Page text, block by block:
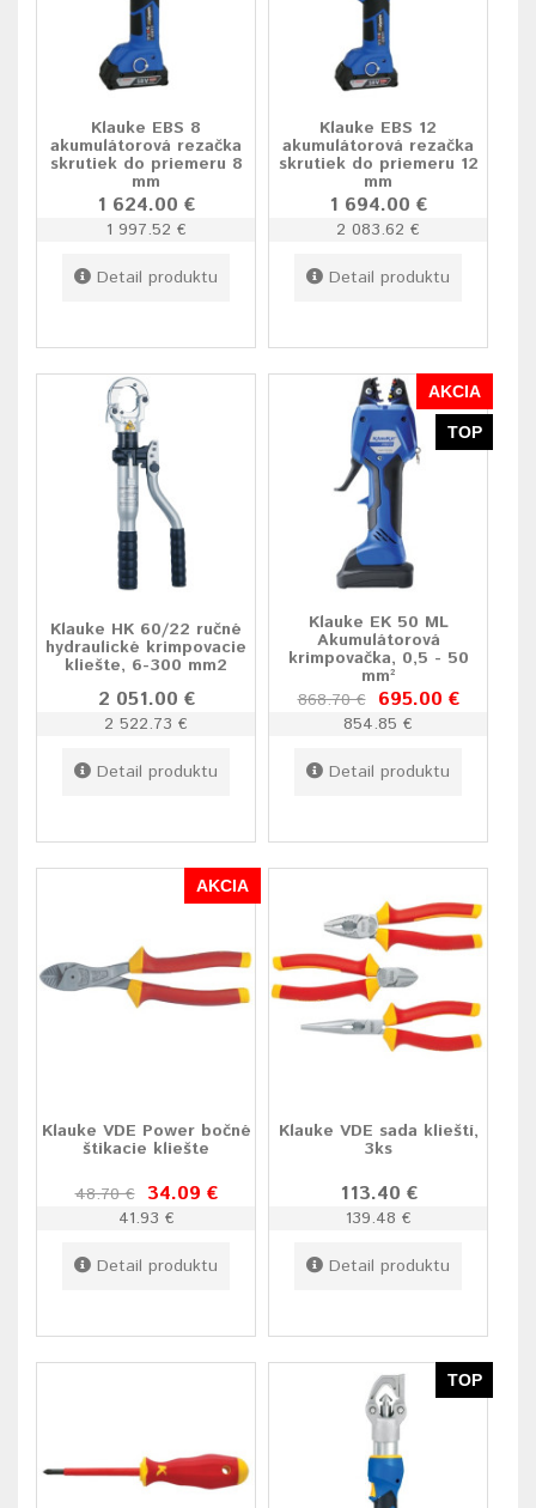
Klauke EBS 8
akumulátorová rezačka
skrutiek do priemeru 8
mm
1 624.00 €
1 997.52 €
Detail produktu
Klauke EBS 12
akumulátorová rezačka
skrutiek do priemeru 12
mm
1 694.00 €
2 083.62 €
Detail produktu
Klauke HK 60/22 ručné
hydraulické krimpovacie
kliešte, 6-300 mm2
2 051.00 €
2 522.73 €
Detail produktu
AKCIA
TOP
Klauke EK 50 ML
Akumulátorová
krimpovačka, 0,5 - 50
mm²
868.70 € 695.00 €
854.85 €
Detail produktu
AKCIA
Klauke VDE Power bočné
štikacie kliešte
48.70 € 34.09 €
41.93 €
Detail produktu
Klauke VDE sada klieští,
3ks
113.40 €
139.48 €
Detail produktu
TOP